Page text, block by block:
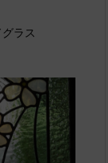
ラス